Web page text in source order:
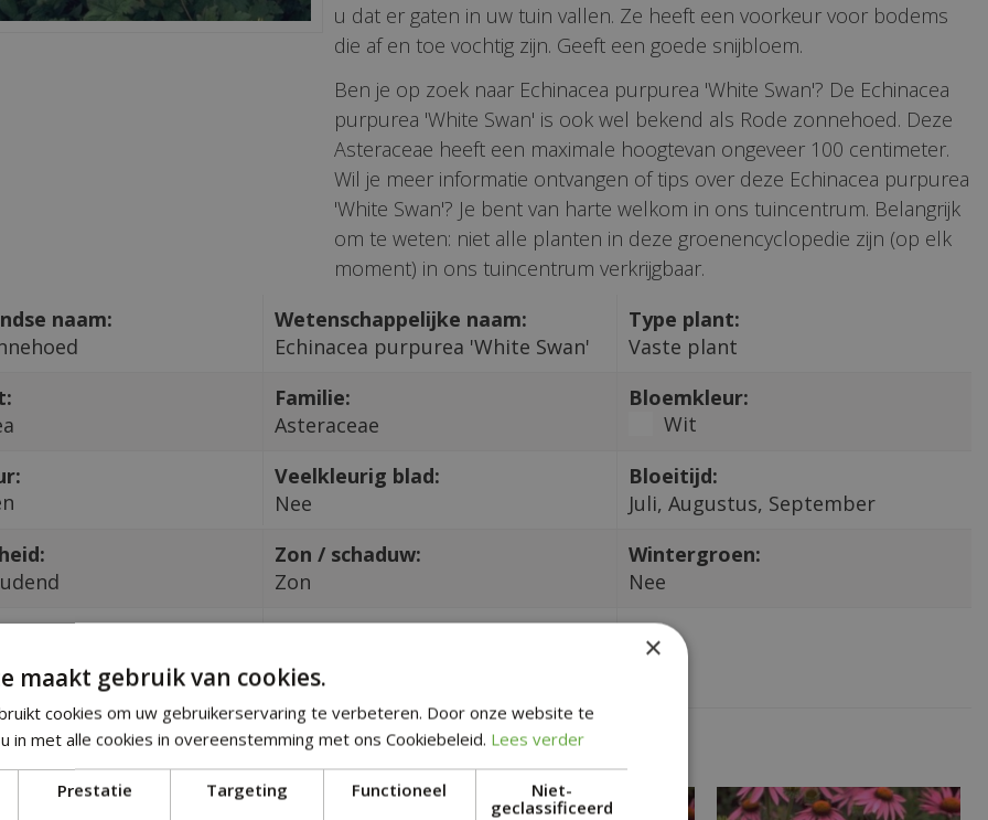
u dat er gaten in uw tuin vallen. Ze heeft een voorkeur voor bodems
die af en toe vochtig zijn. Geeft een goede snijbloem.
Ben je op zoek naar Echinacea purpurea 'White Swan'? De Echinacea
purpurea 'White Swan' is ook wel bekend als Rode zonnehoed. Deze
Asteraceae heeft een maximale hoogtevan ongeveer 100 centimeter.
Wil je meer informatie ontvangen of tips over deze Echinacea purpurea
'White Swan'? Je bent van harte welkom in ons tuincentrum. Belangrijk
om te weten: niet alle planten in deze groenencyclopedie zijn (op elk
moment) in ons tuincentrum verkrijgbaar.
naam:
Wetenschappelijke naam:
Echinacea purpurea 'White Swan'
Type plant:
Vaste plant
Familie:
Asteraceae
Bloemkleur:
Wit
Veelkleurig blad:
Nee
Bloeitijd:
Juli, Augustus, September
Zon / schaduw:
Zon
Wintergroen:
Nee
CM:
Giftig:
planten
×
maakt gebruik van cookies.
cookies om uw gebruikerservaring te verbeteren. Door onze website te
in met alle cookies in overeenstemming met ons Cookiebeleid. Lees verder
Prestatie Targeting Functioneel
Niet-
geclassificeerd